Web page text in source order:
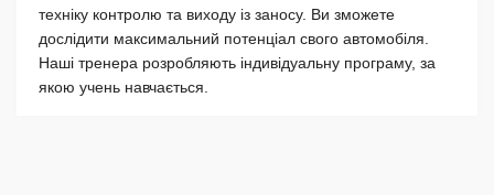
техніку контролю та виходу із заносу. Ви зможете
дослідити максимальний потенціал свого автомобіля.
Наші тренера розробляють індивідуальну програму, за
якою учень навчається.